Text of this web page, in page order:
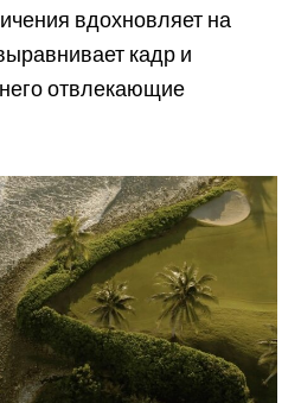
вдохновляет на
кадр и
отвлекающие